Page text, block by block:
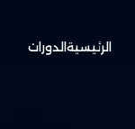
الرئيسية الدورات